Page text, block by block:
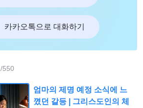
카카오톡으로 대화하기
/550
엄마의 제명 예정 소식에 느
꼈던 갈등 | 그리스도인의 체